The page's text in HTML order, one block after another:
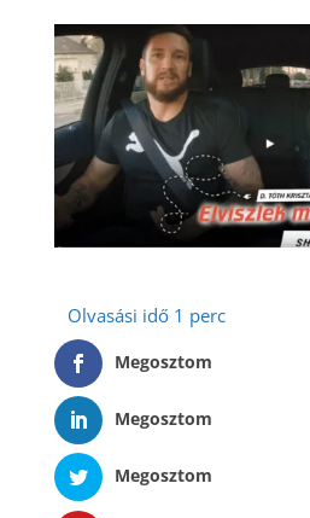
Megosztom
Megosztom
Megosztom